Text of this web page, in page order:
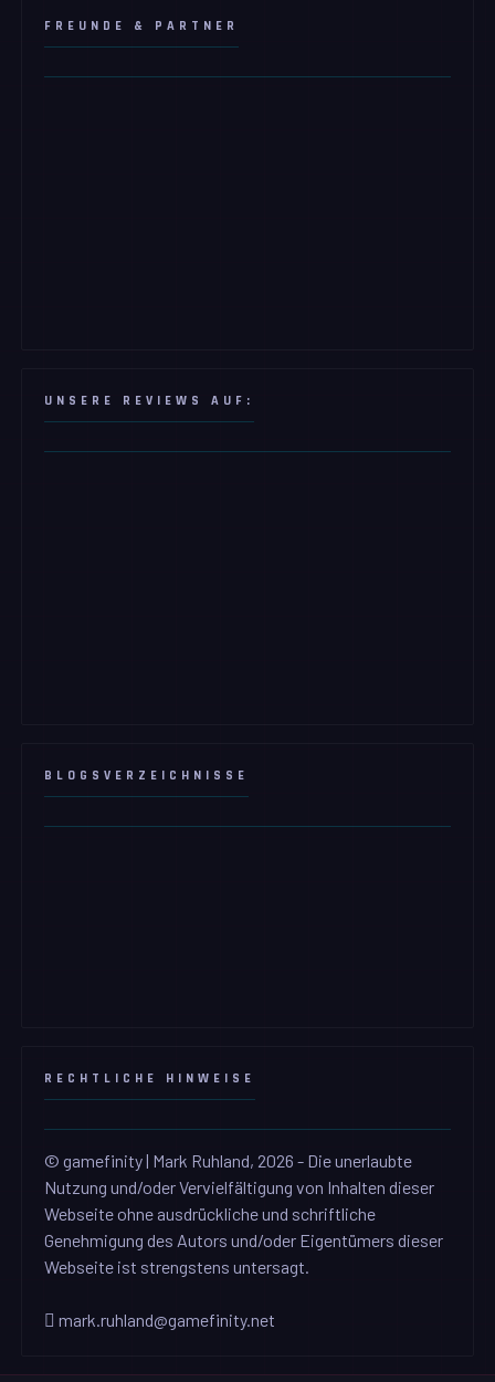
FREUNDE & PARTNER
UNSERE REVIEWS AUF:
BLOGSVERZEICHNISSE
RECHTLICHE HINWEISE
© gamefinity | Mark Ruhland, 2026 - Die unerlaubte
Nutzung und/oder Vervielfältigung von Inhalten dieser
Webseite ohne ausdrückliche und schriftliche
Genehmigung des Autors und/oder Eigentümers dieser
Webseite ist strengstens untersagt.
mark.ruhland@gamefinity.net